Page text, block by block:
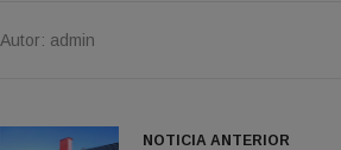
Autor: admin
NOTICIA ANTERIOR